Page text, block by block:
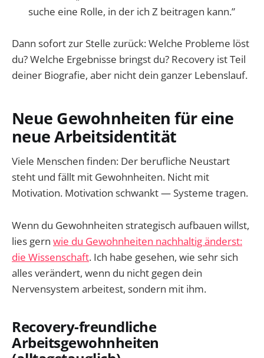
suche eine Rolle, in der ich Z beitragen kann.”
Dann sofort zur Stelle zurück: Welche Probleme löst
du? Welche Ergebnisse bringst du? Recovery ist Teil
deiner Biografie, aber nicht dein ganzer Lebenslauf.
Neue Gewohnheiten für eine
neue Arbeitsidentität
Viele Menschen finden: Der berufliche Neustart
steht und fällt mit Gewohnheiten. Nicht mit
Motivation. Motivation schwankt — Systeme tragen.
Wenn du Gewohnheiten strategisch aufbauen willst,
lies gern wie du Gewohnheiten nachhaltig änderst:
die Wissenschaft. Ich habe gesehen, wie sehr sich
alles verändert, wenn du nicht gegen dein
Nervensystem arbeitest, sondern mit ihm.
Recovery-freundliche
Arbeitsgewohnheiten